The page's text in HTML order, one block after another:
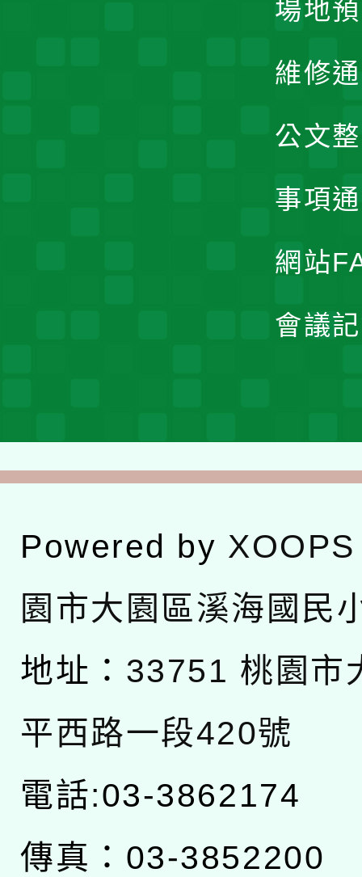
場地
維修
公文
事項
網站
會議
Powered by XOOPS
園市大園區溪海國民
地址： 33751 桃園市
平西路一段420號
電話:03-3862174
傳真：03-3852200